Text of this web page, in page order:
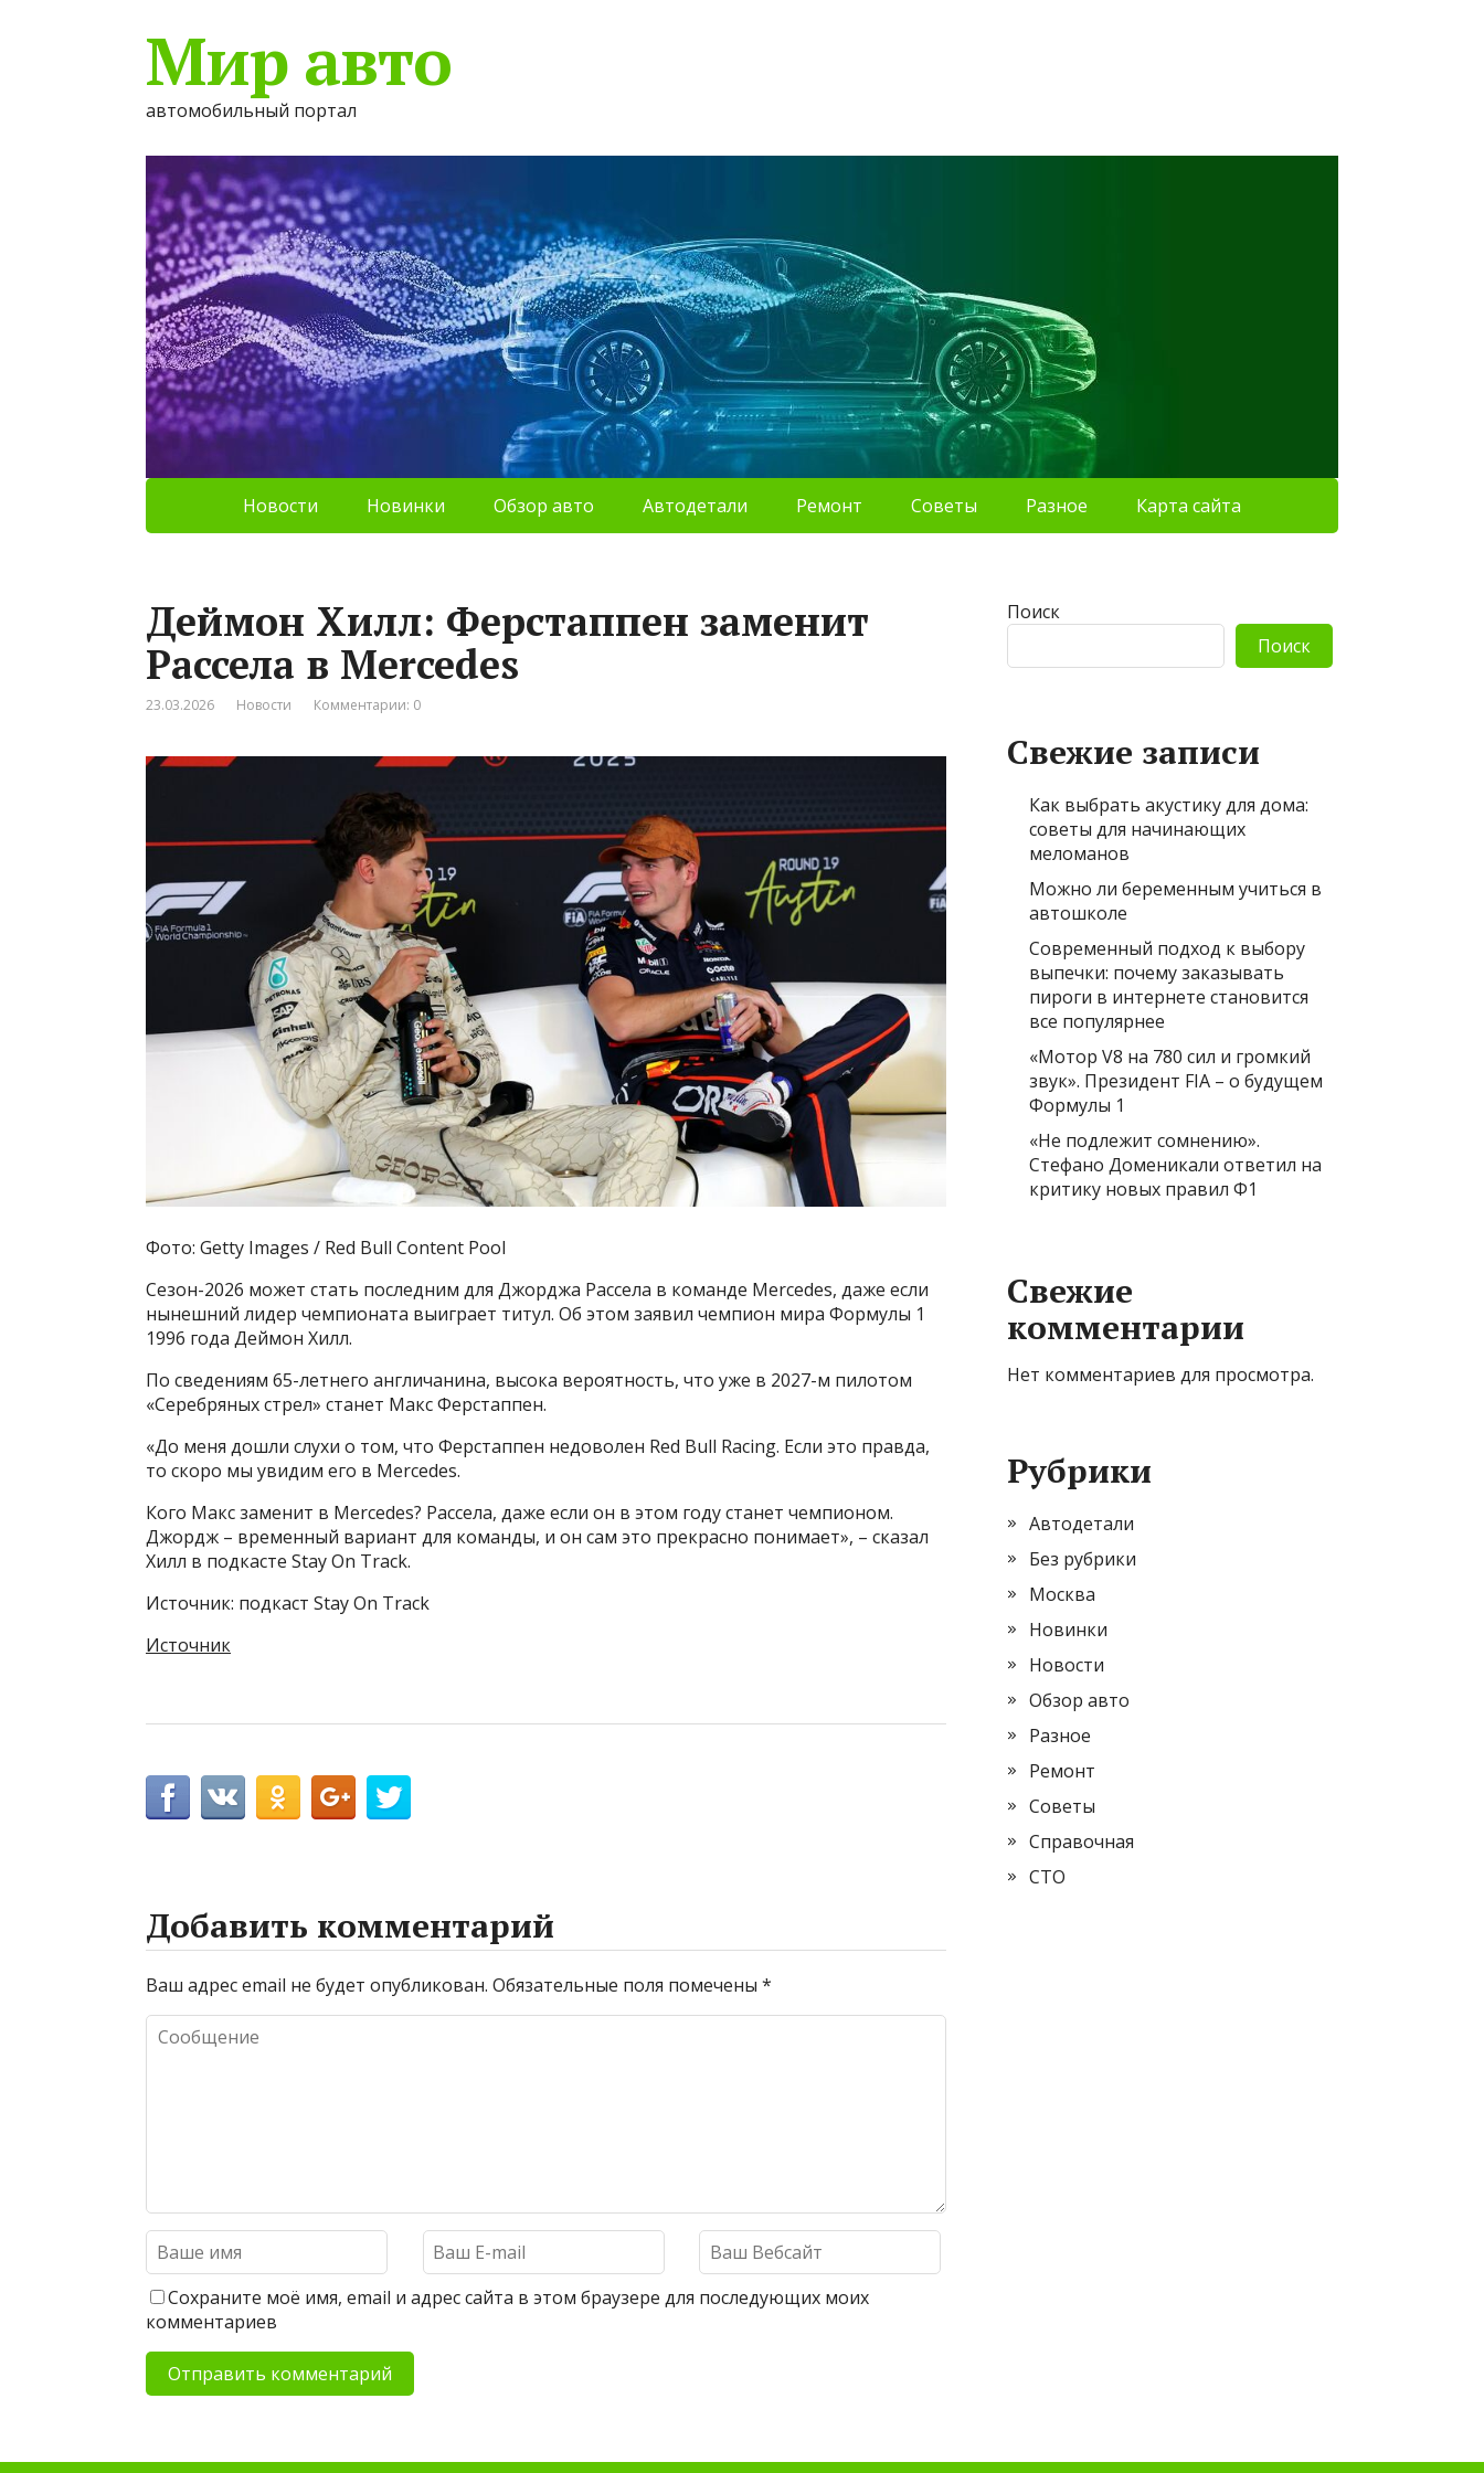
Мир авто
автомобильный портал
Новости Новинки Обзор авто Автодетали Ремонт Советы Разное Карта сайта
Деймон Хилл: Ферстаппен заменит
Рассела в Mercedes
23.03.2026 Новости Комментарии: 0
Фото: Getty Images / Red Bull Content Pool
Сезон-2026 может стать последним для Джорджа Рассела в команде Mercedes, даже если
нынешний лидер чемпионата выиграет титул. Об этом заявил чемпион мира Формулы 1
1996 года Деймон Хилл.
По сведениям 65-летнего англичанина, высока вероятность, что уже в 2027-м пилотом
«Серебряных стрел» станет Макс Ферстаппен.
«До меня дошли слухи о том, что Ферстаппен недоволен Red Bull Racing. Если это правда,
то скоро мы увидим его в Mercedes.
Кого Макс заменит в Mercedes? Рассела, даже если он в этом году станет чемпионом.
Джордж – временный вариант для команды, и он сам это прекрасно понимает», – сказал
Хилл в подкасте Stay On Track.
Источник: подкаст Stay On Track
Источник
Добавить комментарий
Ваш адрес email не будет опубликован. Обязательные поля помечены *
Сохраните моё имя, email и адрес сайта в этом браузере для последующих моих
комментариев
Поиск
Поиск
Свежие записи
Как выбрать акустику для дома:
советы для начинающих
меломанов
Можно ли беременным учиться в
автошколе
Современный подход к выбору
выпечки: почему заказывать
пироги в интернете становится
все популярнее
«Мотор V8 на 780 сил и громкий
звук». Президент FIA – о будущем
Формулы 1
«Не подлежит сомнению».
Стефано Доменикали ответил на
критику новых правил Ф1
Свежие
комментарии
Нет комментариев для просмотра.
Рубрики
Автодетали
Без рубрики
Москва
Новинки
Новости
Обзор авто
Разное
Ремонт
Советы
Справочная
СТО